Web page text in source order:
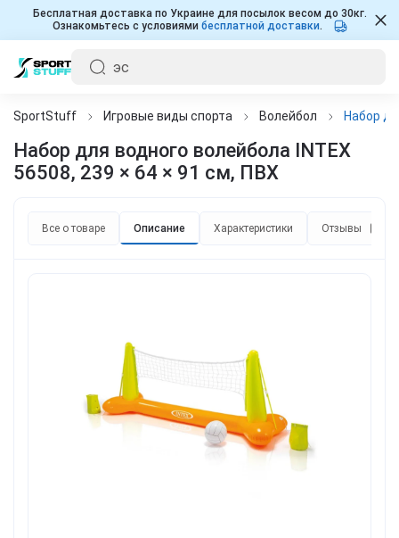
Бесплатная доставка по Украине для посылок весом до 30кг.
Ознакомьтесь с условиями бесплатной доставки.
SportStuff Игровые виды спорта Волейбол Набор
Набор для водного волейбола INTEX
56508, 239 × 64 × 91 см, ПВХ
Все о товаре Описание Характеристики Отзывы